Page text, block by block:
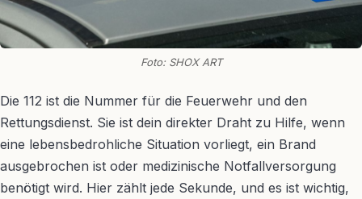
Foto: SHOX ART
Die 112 ist die Nummer für die Feuerwehr und den
Rettungsdienst. Sie ist dein direkter Draht zu Hilfe, wenn
eine lebensbedrohliche Situation vorliegt, ein Brand
ausgebrochen ist oder medizinische Notfallversorgung
benötigt wird. Hier zählt jede Sekunde, und es ist wichtig,